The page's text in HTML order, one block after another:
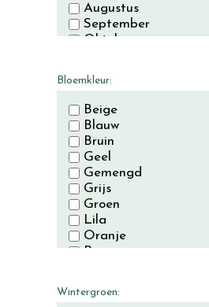
Augustus
September
Oktober
Bloemkleur:
Beige
Blauw
Bruin
Geel
Gemengd
Grijs
Groen
Lila
Oranje
Paars
Wit
Wintergroen: